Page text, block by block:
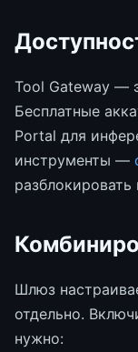
Tool Gateway —
Бесплатные
Portal для
инструменты —
Шлюз
отдельно.
нужно: